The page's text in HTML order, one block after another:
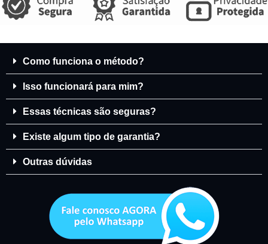
Como funciona o método?
Isso funcionará para mim?
Essas técnicas são seguras?
Existe algum tipo de garantia?
Outras dúvidas